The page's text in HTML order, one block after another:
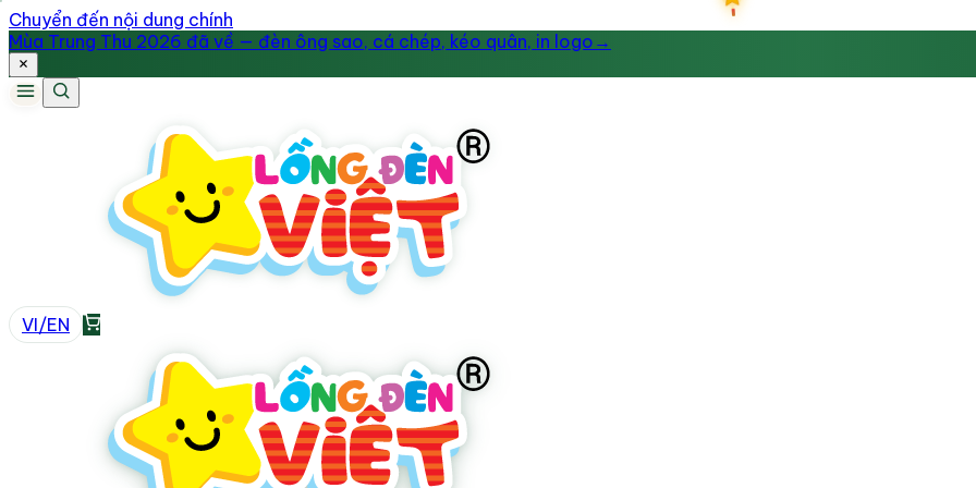
Chuyển đến nội dung chính
Mùa Trung Thu 2026 đã về — đèn ông sao, cá chép, kéo quân, in logo →
VI/EN